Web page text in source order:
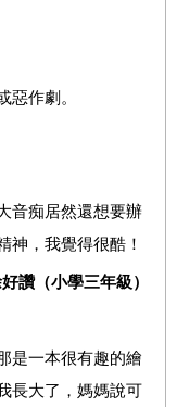
惡作劇。
痴居然還想要辦
神，我覺得很酷！
讚（小學三年級）
一本很有趣的繪
長大了，媽媽說可